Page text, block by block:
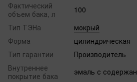
Фактический
объем бака, л
100
Тип ТЭНа
мокрый
Форма
цилиндрическая
Тип гарантии
Производитель
Внутреннее
покрытие бака
эмаль с